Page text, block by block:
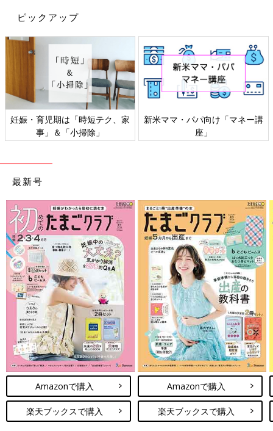
ピックアップ
妊娠・育児期は「時短テク、家
事」＆「小掃除」
新米ママ・パパ向け「マネー講
座」
最新号
Amazonで購入
楽天ブックスで購入
Amazonで購入
楽天ブックスで購入